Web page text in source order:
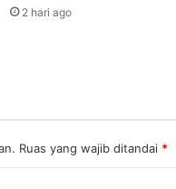
2 hari ago
Ruas yang wajib ditandai *